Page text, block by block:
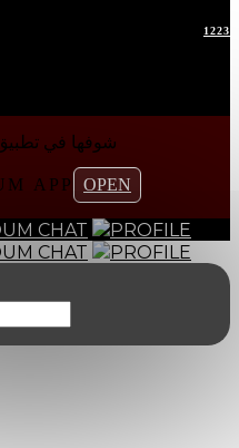
1223
شوفها في
APP OPEN
CHAT
PROFILE
CHAT PROFILE